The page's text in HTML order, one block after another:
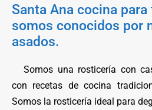
Menús y ofertas
Platos cocinados
Santa Ana cocina
somos conocidos por
asados.
Somos una rosticería con
con recetas de cocina
Somos la rosticería ideal para